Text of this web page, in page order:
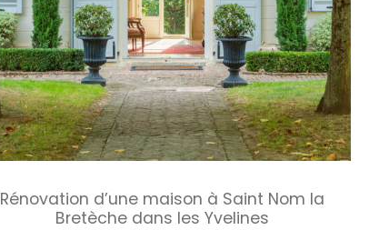
Rénovation d’une maison à Saint Nom la
Bretèche dans les Yvelines